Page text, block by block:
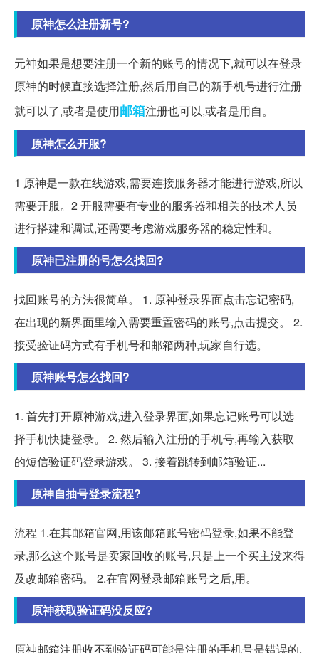
原神怎么注册新号?
元神如果是想要注册一个新的账号的情况下,就可以在登录
原神的时候直接选择注册,然后用自己的新手机号进行注册
就可以了,或者是使用邮箱注册也可以,或者是用自。
原神怎么开服?
1 原神是一款在线游戏,需要连接服务器才能进行游戏,所以
需要开服。2 开服需要有专业的服务器和相关的技术人员
进行搭建和调试,还需要考虑游戏服务器的稳定性和。
原神已注册的号怎么找回?
找回账号的方法很简单。 1. 原神登录界面点击忘记密码,
在出现的新界面里输入需要重置密码的账号,点击提交。 2.
接受验证码方式有手机号和邮箱两种,玩家自行选。
原神账号怎么找回?
1. 首先打开原神游戏,进入登录界面,如果忘记账号可以选
择手机快捷登录。 2. 然后输入注册的手机号,再输入获取
的短信验证码登录游戏。 3. 接着跳转到邮箱验证...
原神自抽号登录流程?
流程 1.在其邮箱官网,用该邮箱账号密码登录,如果不能登
录,那么这个账号是卖家回收的账号,只是上一个买主没来得
及改邮箱密码。 2.在官网登录邮箱账号之后,用。
原神获取验证码没反应?
原神邮箱注册收不到验证码可能是注册的手机号是错误的,